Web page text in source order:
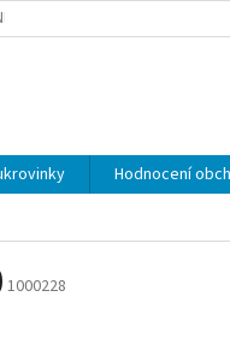
BEZPEČNOSTÍ
Hodnocení
1000228